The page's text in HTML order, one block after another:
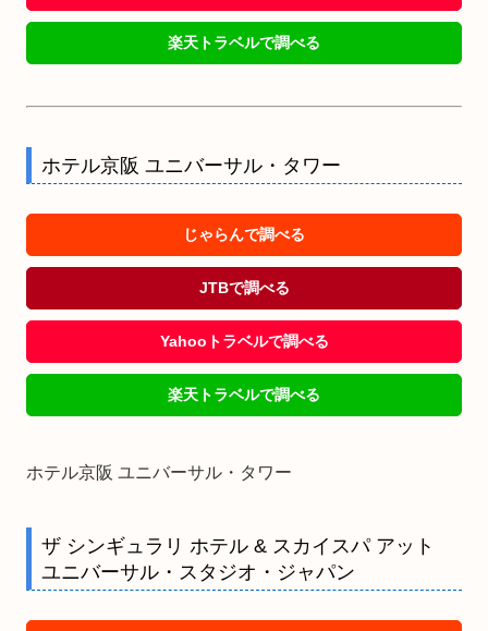
楽天トラベルで調べる
ホテル京阪 ユニバーサル・タワー
じゃらんで調べる
JTBで調べる
Yahooトラベルで調べる
楽天トラベルで調べる
ホテル京阪 ユニバーサル・タワー
ザ シンギュラリ ホテル & スカイスパ アット
ユニバーサル・スタジオ・ジャパン